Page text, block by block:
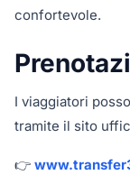
confortevole.
I viaggiatori
tramite il sito
👉